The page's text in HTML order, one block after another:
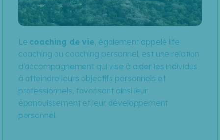
Le coaching de vie, également appelé life
coaching ou coaching personnel, est une relation
d’accompagnement qui vise à aider les individus
à atteindre leurs objectifs personnels et
professionnels, favorisant ainsi leur
épanouissement et leur développement
personnel.